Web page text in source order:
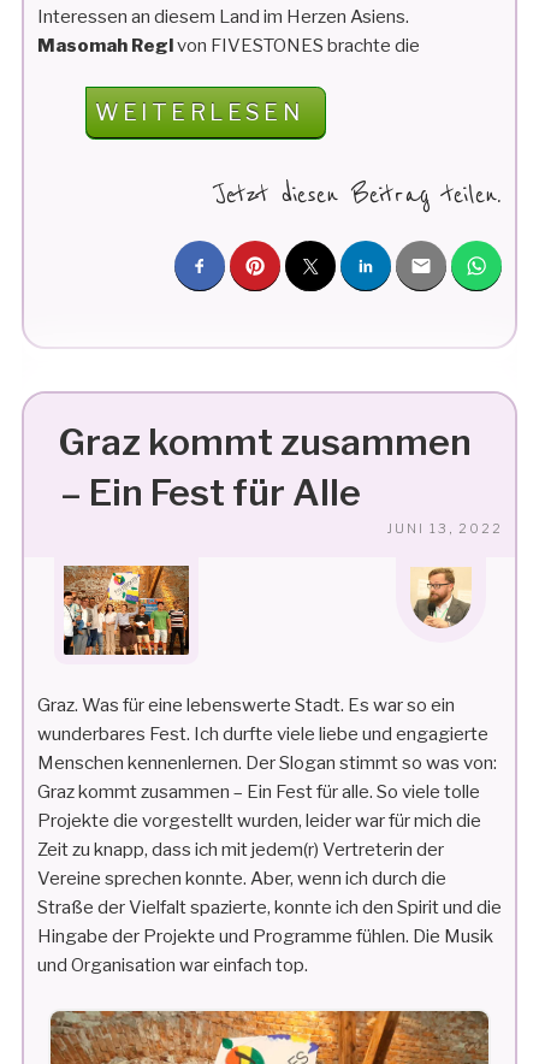
Interessen an diesem Land im Herzen Asiens.
Masomah Reglvon FIVESTONES brachte die
„AUSSTELLUNG
„DER
CHAOS“
WEITERLESEN
Jetzt diesen Beitrag teilen.
Graz kommt zusammen
– Ein Fest für Alle
JUNI 13, 2022
Graz. Was für eine lebenswerte Stadt. Es war so ein
wunderbares Fest. Ich durfte viele liebe und engagierte
Menschen kennenlernen. Der Slogan stimmt so was von:
Graz kommt zusammen – Ein Fest für alle. So viele tolle
Projekte die vorgestellt wurden, leider war für mich die
Zeit zu knapp, dass ich mit jedem(r) Vertreterin der
Vereine sprechen konnte. Aber, wenn ich durch die
Straße der Vielfalt spazierte, konnte ich den Spirit und die
Hingabe der Projekte und Programme fühlen. Die Musik
und Organisation war einfach top.